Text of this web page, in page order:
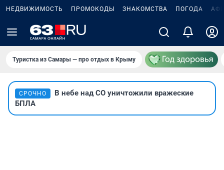
НЕДВИЖИМОСТЬ ПРОМОКОДЫ ЗНАКОМСТВА ПОГОДА
Туристка из Самары — про отдых в Крыму
СРОЧНО
В небе над СО уничтожили вражеские
БПЛА